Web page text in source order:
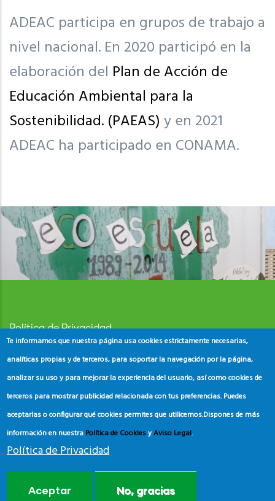
ADEAC participa en grupos de trabajo a
nivel nacional. En 2020 participó en la
elaboración del Plan de Acción de
Educación Ambiental para la
Sostenibilidad. (PAEAS) y en 2021
ADEAC ha participado en CONAMA.
Política de Privacidad
Aviso Legal
Política de Cookies
Te informamos que nuestra página usa cookies estrictamente necesarias,
analíticas propias y de terceros, para soportar la navegación por la página,
analizar su uso y para mejorar la experiencia del usuario, así como cookies de
terceros para mostrar publicidad relacionada con tus preferencias. Puedes
aceptarlas o configurar qué cookies permites que utilicemos.Dispones de más
información en nuestra Política de CookiesyAviso Legal.
Política de Privacidad
Aceptar No, gracias